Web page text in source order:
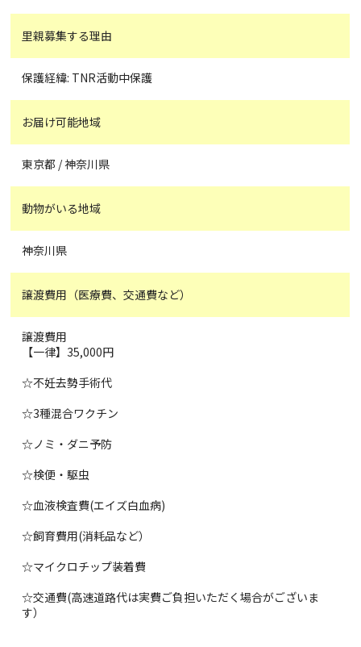
里親募集する理由
保護経緯: TNR活動中保護
お届け可能地域
東京都 / 神奈川県
動物がいる地域
神奈川県
譲渡費用（医療費、交通費など）
譲渡費用
【一律】35,000円
☆不妊去勢手術代
☆3種混合ワクチン
☆ノミ・ダニ予防
☆検便・駆虫
☆血液検査費(エイズ白血病)
☆飼育費用(消耗品など）
☆マイクロチップ装着費
☆交通費(高速道路代は実費ご負担いただく場合がございま
す）